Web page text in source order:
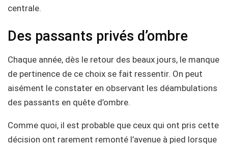
centrale.
Des passants privés d’ombre
Chaque année, dès le retour des beaux jours, le manque
de pertinence de ce choix se fait ressentir. On peut
aisément le constater en observant les déambulations
des passants en quête d’ombre.
Comme quoi, il est probable que ceux qui ont pris cette
décision ont rarement remonté l’avenue à pied lorsque